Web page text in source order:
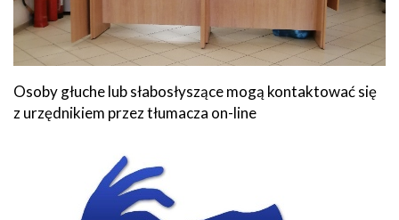
Osoby głuche lub słabosłyszące mogą kontaktować się
z urzędnikiem przez tłumacza on-line